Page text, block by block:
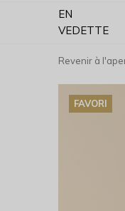
EN
VEDETTE
Revenir à
FAVORI